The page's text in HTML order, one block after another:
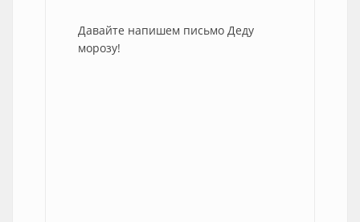
Давайте напишем письмо Деду
морозу!